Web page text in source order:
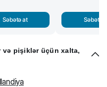
Səbətə at Səbətə
və pişiklər üçün xalta,